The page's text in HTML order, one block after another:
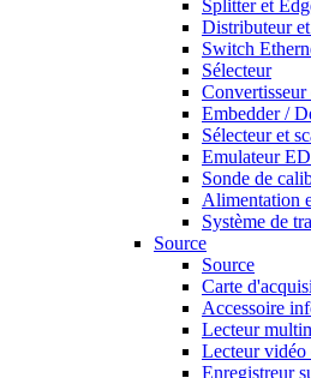
Splitter et
Distributeur
Switch
Sélecteur
Convertisseur
Embedder /
Sélecteur et
Emulateur
Sonde de
Alimentation
Système de
Source
Source
Carte
Accessoire
Lecteur
Lecteur vidéo
Enregistreur